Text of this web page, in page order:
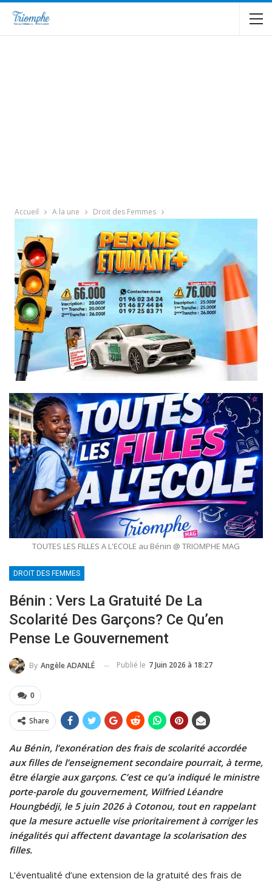
Accueil A la une Droit des Femmes
TOUTES LES FILLES A L'ECOLE au Bénin @ TRIOMPHE MAG
DROIT DES FEMMES
Bénin : Vers La Gratuité De La
Scolarité Des Garçons? Ce Qu’en
Pense Le Gouvernement
By Angèle ADANLÉ Publié le 7 Juin 2026 à 18:27
0
Share
Au Bénin, l’exonération des frais de scolarité accordée
aux filles de l’enseignement secondaire pourrait, à terme,
être élargie aux garçons. C’est ce qu’a indiqué le ministre
porte-parole du gouvernement, Wilfried Léandre
Houngbédji, le 5 juin 2026 à Cotonou, tout en rappelant
que la mesure actuelle vise prioritairement à corriger les
inégalités qui affectent davantage la scolarisation des
filles.
L’éventualité d’une extension de la gratuité des frais de